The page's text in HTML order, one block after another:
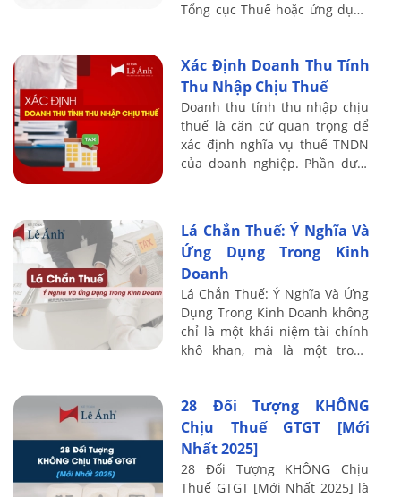
Tổng cục Thuế hoặc ứng dụng
thuế theo ...
Xác Định Doanh Thu Tính
Thu Nhập Chịu Thuế
Doanh thu tính thu nhập chịu
thuế là căn cứ quan trọng để
xác định nghĩa vụ thuế TNDN
của doanh nghiệp. Phần dưới
nhận – ...
Lá Chắn Thuế: Ý Nghĩa Và
Ứng Dụng Trong Kinh
Doanh
Lá Chắn Thuế: Ý Nghĩa Và Ứng
Dụng Trong Kinh Doanh không
chỉ là một khái niệm tài chính
khô khan, mà là một trong
nhuận ...
28 Đối Tượng KHÔNG
Chịu Thuế GTGT [Mới
Nhất 2025]
28 Đối Tượng KHÔNG Chịu
Thuế GTGT [Mới Nhất 2025] là